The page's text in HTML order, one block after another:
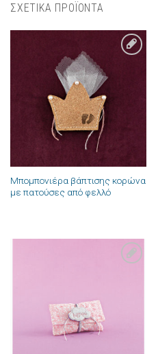
ΣΧΕΤΙΚΑ ΠΡΟΪΟΝΤΑ
στην λίστα
επιθυμιών
Μπομπονιέρα βάπτισης κορώνα
με πατούσες από φελλό